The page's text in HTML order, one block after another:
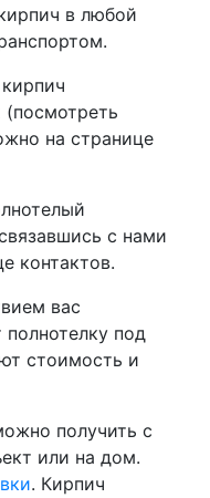
в любой
на странице
с нами
контактов.
вас
под
стоимость и
получить с
или на дом.
. Кирпич